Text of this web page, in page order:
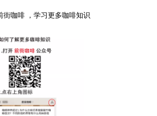
街咖啡 ，学习更多咖啡知识